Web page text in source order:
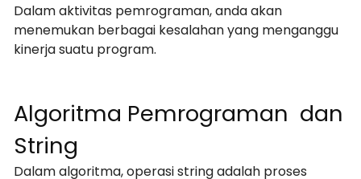
Dalam aktivitas pemrograman, anda akan
menemukan berbagai kesalahan yang menganggu
kinerja suatu program.
Algoritma Pemrograman dan
String
Dalam algoritma, operasi string adalah proses